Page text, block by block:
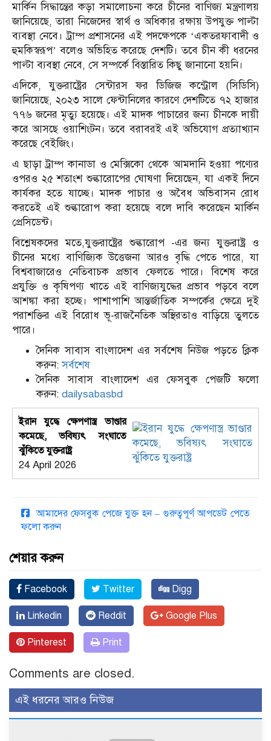
মার্কিন সিদ্ধান্তের কড়া সমালোচনা করে চীনের বাণিজ্য মন্ত্রণালয়
জানিয়েছে, তারা নিজেদের স্বার্থ ও অধিকার রক্ষায় উপযুক্ত পাল্টা
ব্যবস্থা নেবে। ট্রাম্প প্রশাসনের এই পদক্ষেপকে ‘একতরফাবাদী ও
হুমকিস্বরূপ’ বলেও অভিহিত করেছে দেশটি। তবে চীন কী ধরনের
পাল্টা ব্যবস্থা নেবে, সে সম্পর্কে বিস্তারিত কিছু জানানো হয়নি।
এদিকে, যুক্তরাষ্ট্রের সেন্টারস ফর ডিজিজ কন্ট্রোল (সিডিসি)
জানিয়েছে, ২০২৩ সালে ফেন্টানিলের কারণে দেশটিতে ৭২ হাজার
৭৭৬ জনের মৃত্যু হয়েছে। এই মাদক পাচারের জন্য চীনকে দায়ী
করে আসছে ওয়াশিংটন। তবে বরাবরই এই অভিযোগ প্রত্যাখ্যান
করেছে বেইজিং।
এ ছাড়া ট্রাম্প কানাডা ও মেক্সিকো থেকে আমদানি হওয়া পণ্যের
ওপরও ২৫ শতাংশ শুল্কারোপের ঘোষণা দিয়েছেন, যা একই দিনে
কার্যকর হতে যাচ্ছে। মাদক পাচার ও অবৈধ অভিবাসন রোধ
করতেই এই শুল্কারোপ করা হয়েছে বলে দাবি করেছেন মার্কিন
প্রেসিডেন্ট।
বিশ্লেষকদের মতে,যুক্তরাষ্ট্রের শুল্কারোপ -এর জন্য যুক্তরাষ্ট্র ও
চীনের মধ্যে বাণিজ্যিক উত্তেজনা আরও বৃদ্ধি পেতে পারে, যা
বিশ্ববাজারেও নেতিবাচক প্রভাব ফেলতে পারে। বিশেষ করে
প্রযুক্তি ও কৃষিপণ্য খাতে এই বাণিজ্যযুদ্ধের প্রভাব পড়বে বলে
আশঙ্কা করা হচ্ছে। পাশাপাশি আন্তর্জাতিক সম্পর্কের ক্ষেত্রে দুই
পরাশক্তির এই বিরোধ ভূ-রাজনৈতিক অস্থিরতাও বাড়িয়ে তুলতে
পারে।
দৈনিক সাবাস বাংলাদেশ এর সর্বশেষ নিউজ পড়তে ক্লিক
করুন:সর্বশেষ
দৈনিক সাবাস বাংলাদেশ এর ফেসবুক পেজটি ফলো
করুন: dailysabasbd
ইরান যুদ্ধে ক্ষেপণাস্ত্র ভাণ্ডার
কমেছে, ভবিষ্যৎ সংঘাতে
ঝুঁকিতে যুক্তরাষ্ট্র
24 April 2026
আমাদের ফেসবুক পেজে যুক্ত হন – গুরুত্বপূর্ণ আপডেট পেতে
ফলো করুন
শেয়ার করুন
Facebook Twitter Digg
Linkedin Reddit Google Plus
Pinterest Print
Comments are closed.
এই ধরনের আরও নিউজ